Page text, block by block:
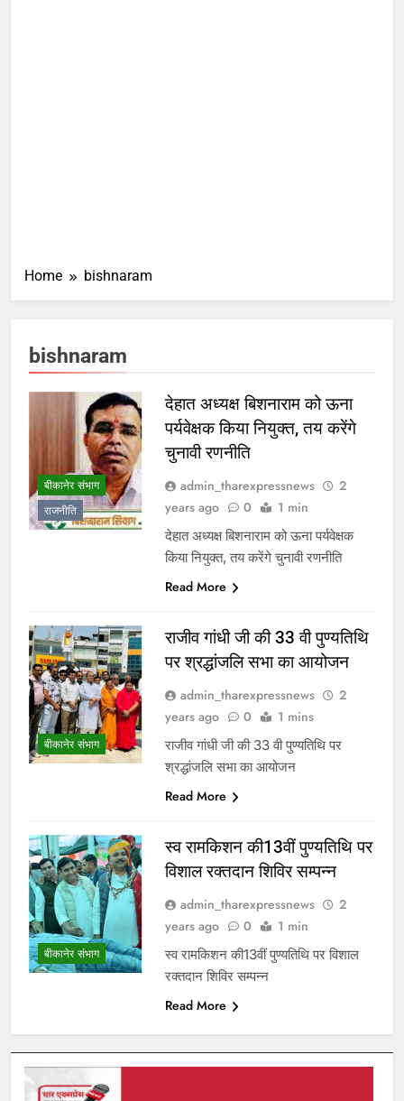
Home bishnaram
bishnaram
बीकानेर संभाग
राजनीति
देहात अध्यक्ष बिशनाराम को ऊना
पर्यवेक्षक किया नियुक्त, तय करेंगे
चुनावी रणनीति
admin_tharexpressnews
2
years ago
0 1 min
देहात अध्यक्ष बिशनाराम को ऊना पर्यवेक्षक
किया नियुक्त, तय करेंगे चुनावी रणनीति
Read More
बीकानेर संभाग
राजीव गांधी जी की 33 वी पुण्यतिथि
पर श्रद्धांजलि सभा का आयोजन
admin_tharexpressnews
2
years ago
0 1 mins
राजीव गांधी जी की 33 वी पुण्यतिथि पर
श्रद्धांजलि सभा का आयोजन
Read More
बीकानेर संभाग
स्व रामकिशन की13वीं पुण्यतिथि पर
विशाल रक्तदान शिविर सम्पन्न
admin_tharexpressnews
2
years ago
0 1 min
स्व रामकिशन की13वीं पुण्यतिथि पर विशाल
रक्तदान शिविर सम्पन्न
Read More